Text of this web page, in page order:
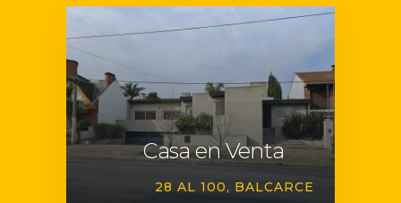
Casa en Venta
28 AL 100 BALCARCE